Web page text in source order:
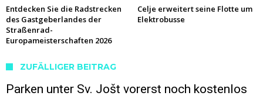
Entdecken Sie die Radstrecken
des Gastgeberlandes der
Straßenrad-
Europameisterschaften 2026
Celje erweitert seine Flotte um
Elektrobusse
ZUFÄLLIGER BEITRAG
Parken unter Sv. Jošt vorerst noch kostenlos